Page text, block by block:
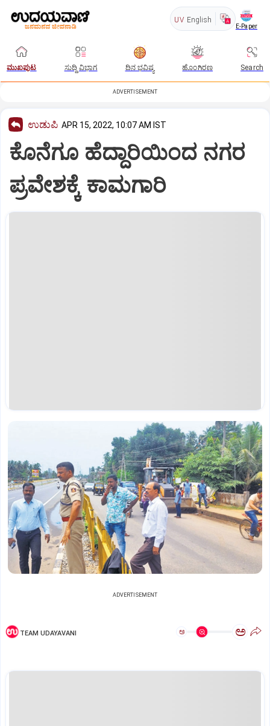
UV English
E-Paper
ಮುಖಪುಟ ಸುದ್ದಿ ವಿಭಾಗ ದಿನ ಭವಿಷ್ಯ ಹೊಂಗಿರಣ Search
ADVERTISEMENT
ಉಡುಪಿ APR 15, 2022, 10:07 AM IST
ಕೊನೆಗೂ ಹೆದ್ದಾರಿಯಿಂದ ನಗರ
ಪ್ರವೇಶಕ್ಕೆ ಕಾಮಗಾರಿ
ADVERTISEMENT
TEAM UDAYAVANI ಅ ಅ